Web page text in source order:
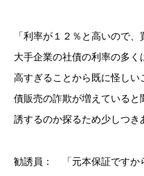
「利率が１２％と高いので、
大手企業の社債の利率の多く
高すぎることから既に怪し
債販売の詐欺が増えている
誘するのか探るため少しつき
勧誘員： 「元本保証ですか